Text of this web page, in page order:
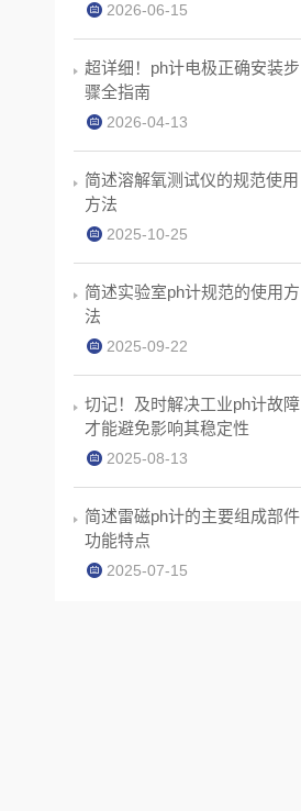
2026-06-15
超详细！ph计电极正确安装步
骤全指南
2026-04-13
简述溶解氧测试仪的规范使用
方法
2025-10-25
简述实验室ph计规范的使用方
法
2025-09-22
切记！及时解决工业ph计故障
才能避免影响其稳定性
2025-08-13
简述雷磁ph计的主要组成部件
功能特点
2025-07-15